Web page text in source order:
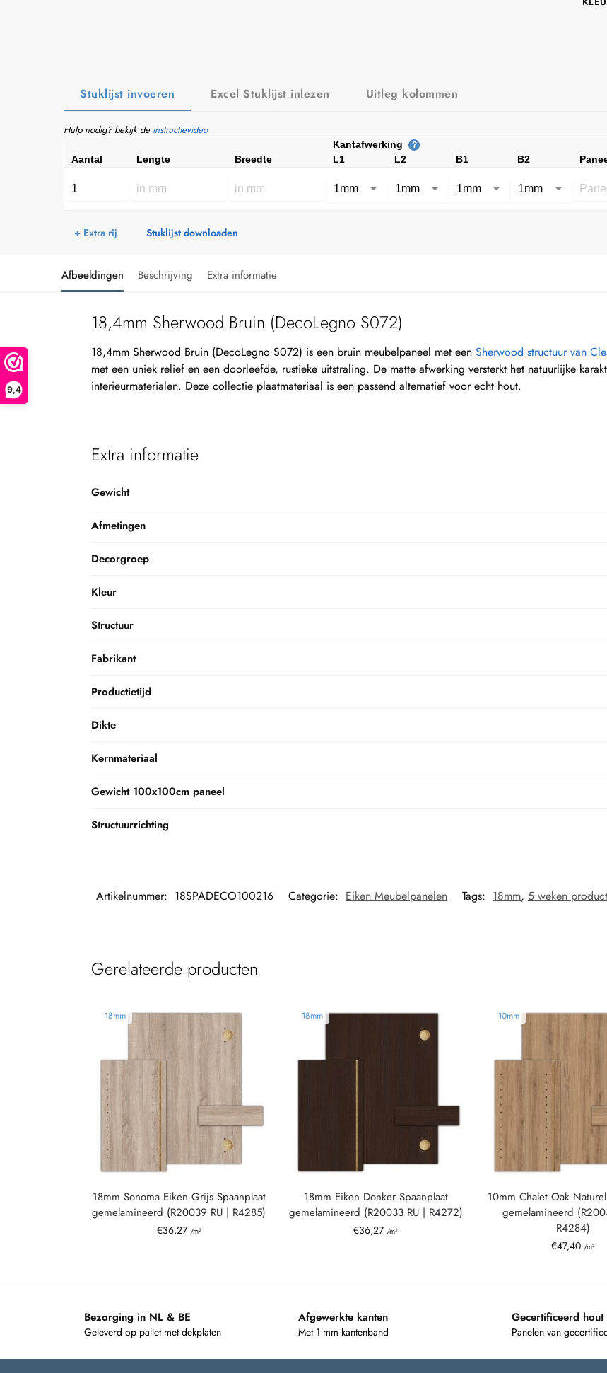
9,4
Stuklijst invoeren Excel Stuklijst inlezen Uitleg kolommen
Hulp nodig? bekijk de instructievideo
Kantafwerking ?
Aantal Lengte Breedte L1 L2 B1 B2
+ Extra rij Stuklijst downloaden
Afbeeldingen Beschrijving Extra informatie
18,4mm Sherwood Bruin (DecoLegno S072)
18,4mm Sherwood Bruin (DecoLegno S072) is een bruin meubelpaneel met een Sherwood structuur van
met een uniek reliëf en een doorleefde, rustieke uitstraling. De matte afwerking versterkt het natuurlijke
interieurmaterialen. Deze collectie plaatmateriaal is een passend alternatief voor echt hout.
Extra informatie
Gewicht
Afmetingen
Decorgroep
Kleur
Structuur
Fabrikant
Productietijd
Dikte
Kernmateriaal
Gewicht 100x100cm paneel
Structuurrichting
Artikelnummer: 18SPADECO100216 Categorie: Eiken Meubelpanelen Tags: 18mm, 5 weken
Gerelateerde producten
18mm
18mm Sonoma Eiken Grijs Spaanplaat
gemelamineerd (R20039 RU | R4285)
€36,27 /m²
18mm
18mm Eiken Donker Spaanplaat
gemelamineerd (R20033 RU | R4272)
€36,27 /m²
10mm
10mm Chalet Oak
gemelamineerd
R4284)
€47,40 /m²
Bezorging in NL & BE
Geleverd op pallet met dekplaten
Afgewerkte kanten
Met 1 mm kantenband
Gecertificeerd hout
Panelen van